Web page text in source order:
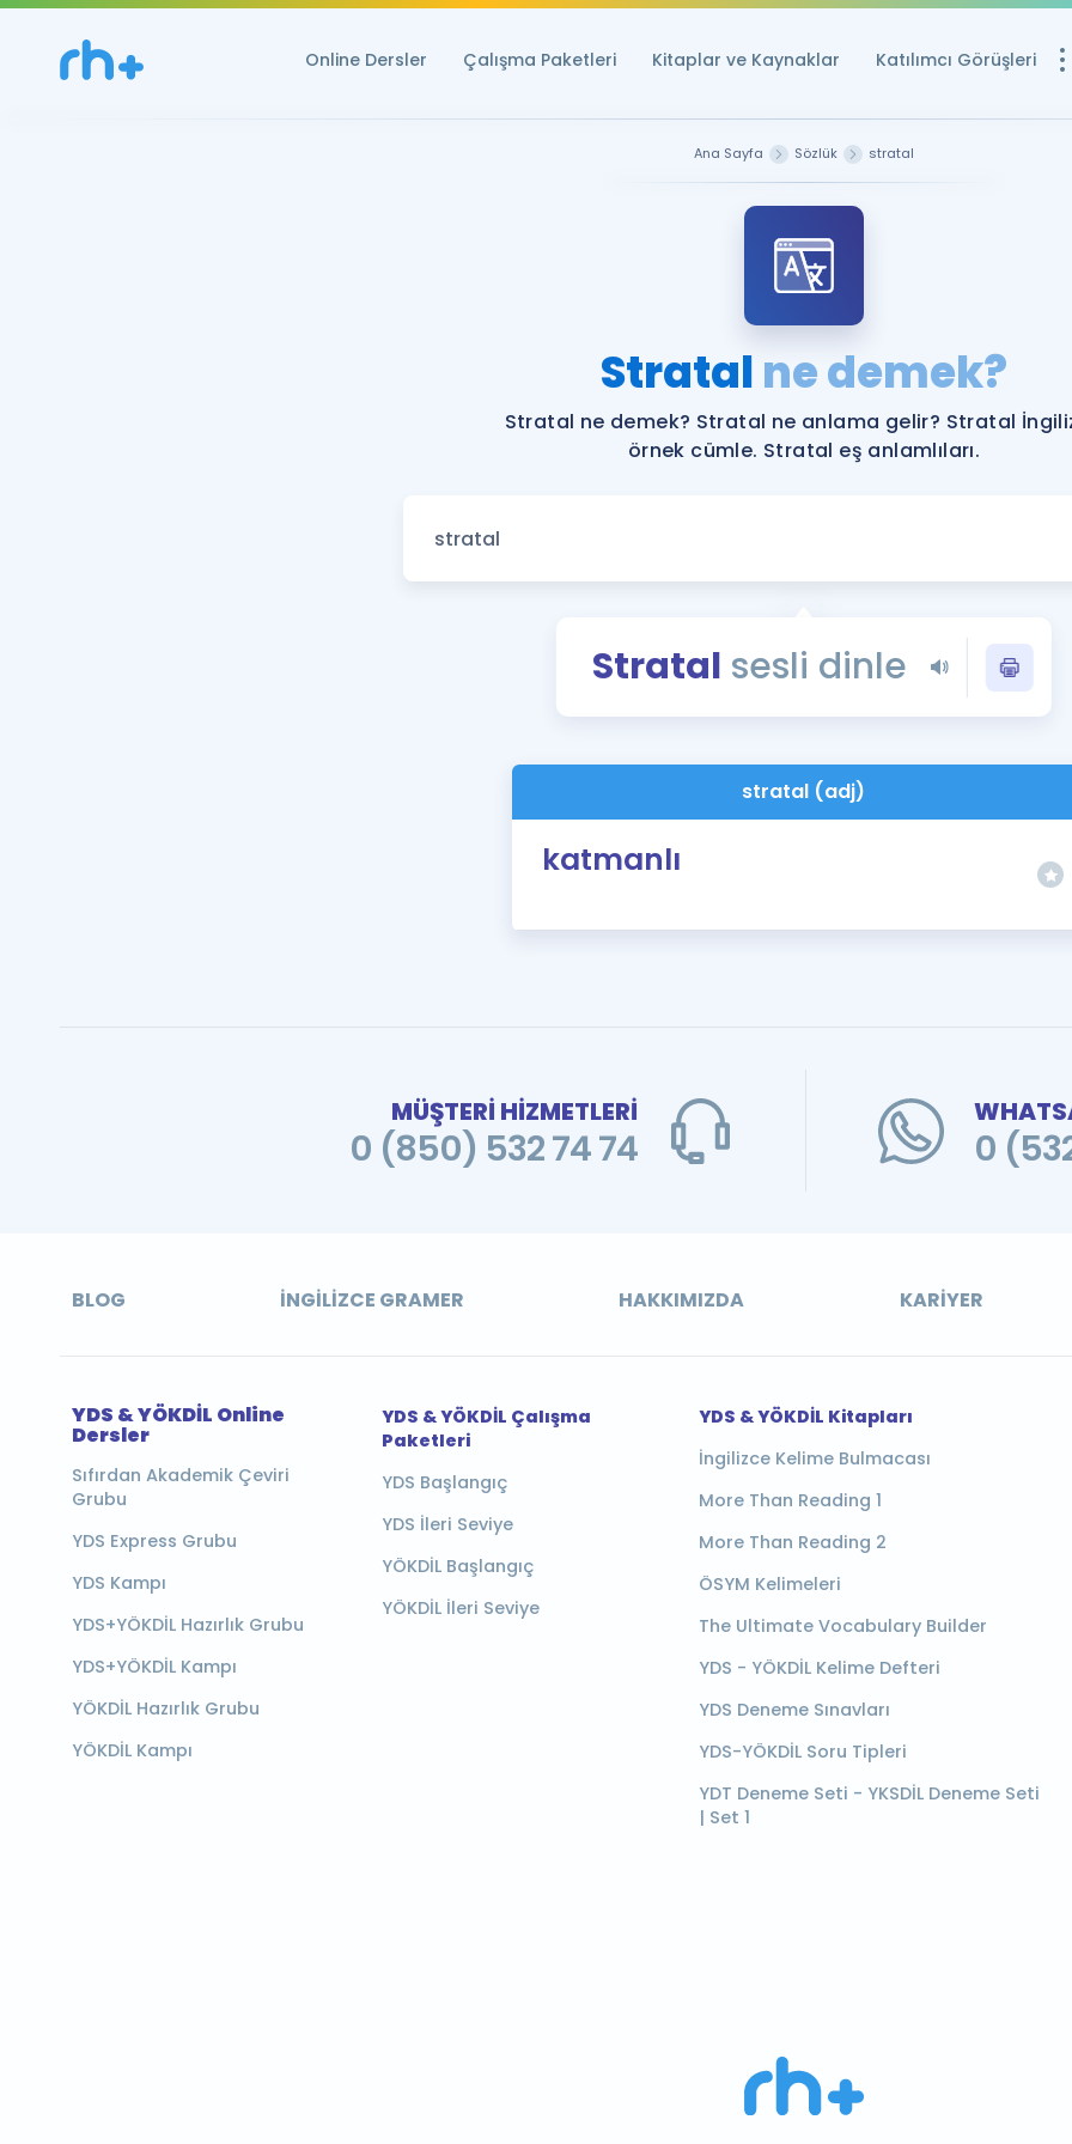
Online Dersler Çalışma Paketleri Kitaplar ve Kaynaklar Katılımcı Görüşleri
YDS ve YÖKDİL
Rehberlik Aracı
YDS ve
Tüm ÖSYM
YDS - YÖKDİL
İngilizce Gramer
Ana Sayfa Sözlük stratal
Stratalne demek?
Stratal ne demek? Stratal ne anlama gelir? Stratal
örnek cümle. Stratal eş anlamlıları.
Stratal sesli dinle
stratal (adj)
katmanlı
MÜŞTERİ HİZMETLERİ
0 (850) 532 74 74 0
BLOG İNGILIZCE GRAMER HAKKIMIZDA KARIYER
YDS & YÖKDİL Online
Dersler
Sıfırdan Akademik Çeviri
Grubu
YDS Express Grubu
YDS Kampı
YDS+YÖKDİL Hazırlık Grubu
YDS+YÖKDİL Kampı
YÖKDİL Hazırlık Grubu
YÖKDİL Kampı
YDS & YÖKDİL Çalışma
Paketleri
YDS Başlangıç
YDS İleri Seviye
YÖKDİL Başlangıç
YÖKDİL İleri Seviye
YDS & YÖKDİL Kitapları
İngilizce Kelime Bulmacası
More Than Reading 1
More Than Reading 2
ÖSYM Kelimeleri
The Ultimate Vocabulary Builder
YDS - YÖKDİL Kelime Defteri
YDS Deneme Sınavları
YDS-YÖKDİL Soru Tipleri
YDT Deneme Seti - YKSDİL Deneme Seti
| Set 1